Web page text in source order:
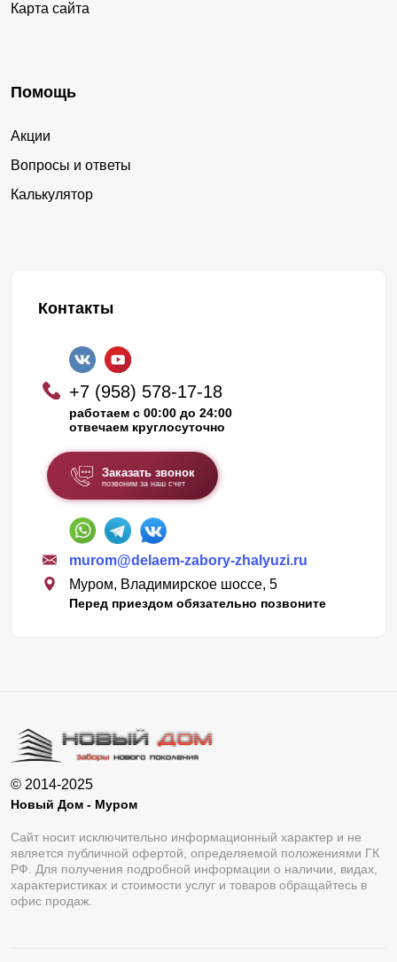
Карта сайта
Помощь
Акции
Вопросы и ответы
Калькулятор
Контакты
+7 (958) 578-17-18
работаем с 00:00 до 24:00
отвечаем круглосуточно
Заказать звонок
позвоним за наш счет
murom@delaem-zabory-zhalyuzi.ru
Муром, Владимирское шоссе, 5
Перед приездом обязательно позвоните
© 2014-2025
Новый Дом - Муром
Сайт носит исключительно информационный характер и не
является публичной офертой, определяемой положениями ГК
РФ. Для получения подробной информации о наличии, видах,
характеристиках и стоимости услуг и товаров обращайтесь в
офис продаж.